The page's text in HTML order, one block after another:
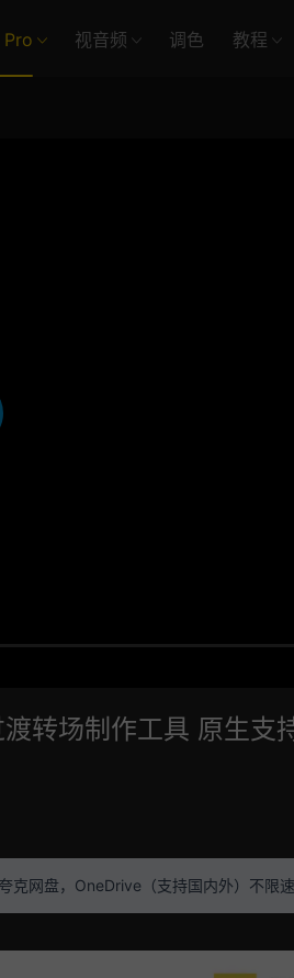
视音频 调色 教程
转场制作工具 原生支
网盘，OneDrive（支持国内外）不限